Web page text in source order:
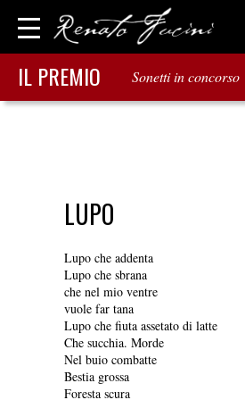
IL PREMIO Sonetti in concorso
LUPO
Lupo che addenta
Lupo che sbrana
che nel mio ventre
vuole far tana
Lupo che fiuta assetato di latte
Che succhia. Morde
Nel buio combatte
Bestia grossa
Foresta scura